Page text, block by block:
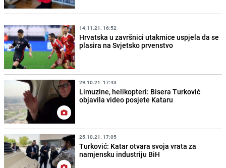
14.11.21. 16:52
Hrvatska u završnici utakmice uspjela da se
plasira na Svjetsko prvenstvo
29.10.21. 17:43
Limuzine, helikopteri: Bisera Turković
objavila video posjete Kataru
25.10.21. 17:05
Turković: Katar otvara svoja vrata za
namjensku industriju BiH